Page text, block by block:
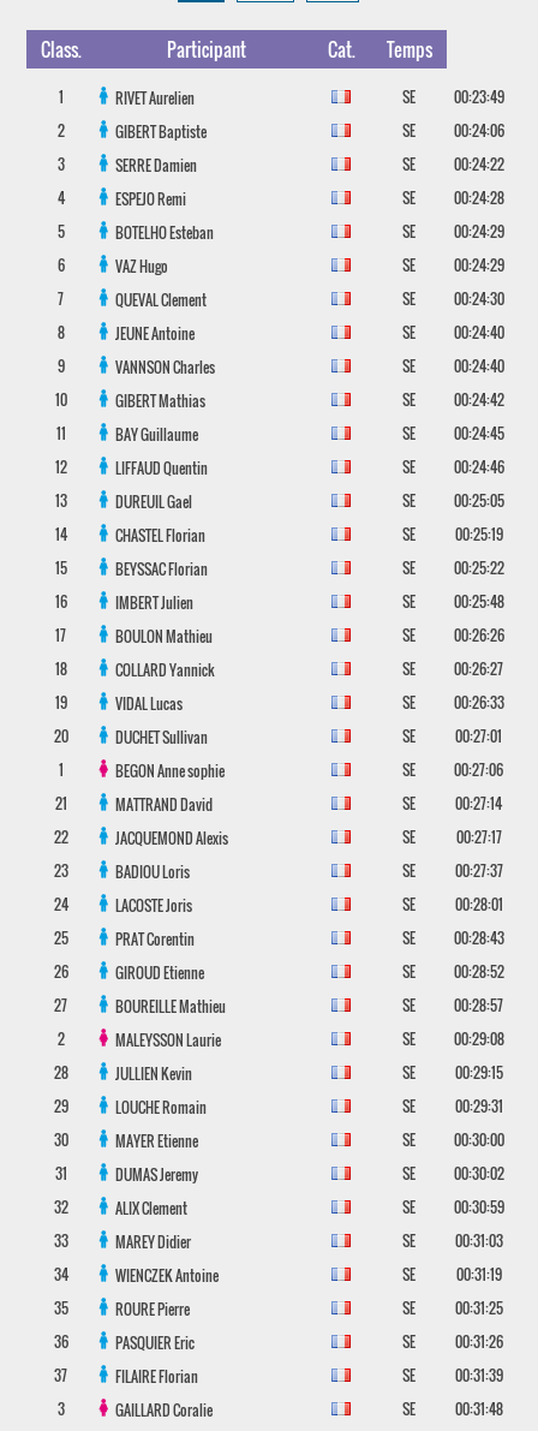
Class. Participant Cat. Temps
1 RIVETAurelien SE
00:23:49
2
GIBERTBaptiste SE
00:24:06
3
SERREDamien SE
00:24:22
4
ESPEJORemi SE
00:24:28
5
BOTELHOEsteban SE
00:24:29
6
VAZHugo SE
00:24:29
7
QUEVALClement SE
00:24:30
8
JEUNEAntoine SE
00:24:40
9
VANNSONCharles SE
00:24:40
10
GIBERTMathias SE
00:24:42
11
BAYGuillaume SE
00:24:45
12
LIFFAUDQuentin SE
00:24:46
13
DUREUILGael SE
00:25:05
14
CHASTELFlorian SE
00:25:19
15
BEYSSACFlorian SE
00:25:22
16
IMBERTJulien SE
00:25:48
17
BOULONMathieu SE
00:26:26
18
COLLARDYannick SE
00:26:27
19
VIDALLucas SE
00:26:33
20
DUCHETSullivan SE
00:27:01
1
BEGONAnne sophie SE
00:27:06
21
MATTRANDDavid SE
00:27:14
22
JACQUEMONDAlexis SE
00:27:17
23
BADIOULoris SE
00:27:37
24
LACOSTEJoris SE
00:28:01
25
PRATCorentin SE
00:28:43
26
GIROUDEtienne SE
00:28:52
27
BOUREILLEMathieu SE
00:28:57
2
MALEYSSONLaurie SE
00:29:08
28
JULLIENKevin SE
00:29:15
29
LOUCHERomain SE
00:29:31
30
MAYEREtienne SE
00:30:00
31
DUMASJeremy SE
00:30:02
32
ALIXClement SE
00:30:59
33
MAREYDidier SE
00:31:03
34
WIENCZEKAntoine SE
00:31:19
35
ROUREPierre SE
00:31:25
36
PASQUIEREric SE
00:31:26
37
FILAIREFlorian SE
00:31:39
3
GAILLARDCoralie SE
00:31:48